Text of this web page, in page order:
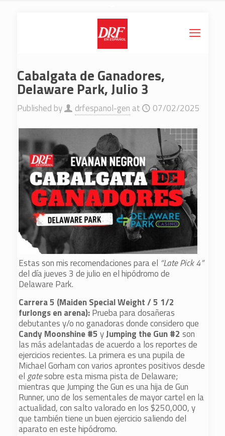
Cabalgata de Ganadores,
Delaware Park, Julio 3
Published by drfespanol-gen at 07/02/2025
Estas son mis recomendaciones para el “Late Pick 4”
del día jueves 3 de julio en el hipódromo de
Delaware Park.
Carrera 5 (Maiden Special Weight / 5 1/2
furlongsen arena):Prueba para dosañeras
debutantes y/o no ganadoras donde considero que
Candy Moonshine #5yJumping the Gun #2 son
las más adelantadas de acuerdo a los reportes de
ejercicios recientes. La primera es una pupila de
Michael Gorham con varios aprontes positivos desde
elgatesobre esta misma pista de Delaware;
mientras que Jumping the Gun es una hija de Gun
Runner, uno de los sementales de mayor cartel en la
actualidad, con salto valorado en los $250,000, y
que también tiene un buen ejercicio saliendo del
aparato en este hipódromo.